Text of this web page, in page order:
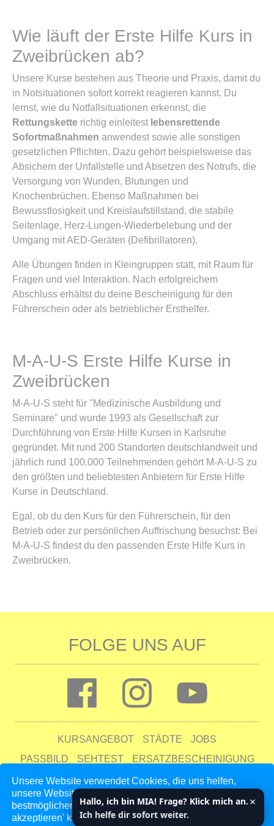
Unsere Website verwendet Cookies, die uns helfen,
unsere Website zu verbessern und unseren Kunden den
bestmöglichen Service zu bieten. Indem du auf 'Auswahl
akzeptieren' klickst, erklärst du dich mit unseren Cookie-
Wie läuft der Erste Hilfe Kurs in
Zweibrücken ab?
Unsere Kurse bestehen aus Theorie und Praxis, damit du
in Notsituationen sofort korrekt reagieren kannst. Du
lernst, wie du Notfallsituationen erkennst, die
Rettungskette richtig einleitest lebensrettende
Sofortmaßnahmen anwendest sowie alle sonstigen
gesetzlichen Pflichten. Dazu gehört beispielsweise das
Absichern der Unfallstelle und Absetzen des Notrufs, die
Versorgung von Wunden, Blutungen und
Knochenbrüchen. Ebenso Maßnahmen bei
Bewusstlosigkeit und Kreislaufstillstand, die stabile
Seitenlage, Herz-Lungen-Wiederbelebung und der
Umgang mit AED-Geräten (Defibrillatoren).
Alle Übungen finden in Kleingruppen statt, mit Raum für
Fragen und viel Interaktion. Nach erfolgreichem
Abschluss erhältst du deine Bescheinigung für den
Führerschein oder als betrieblicher Ersthelfer.
M-A-U-S Erste Hilfe Kurse in
Zweibrücken
M-A-U-S steht für "Medizinische Ausbildung und
Seminare" und wurde 1993 als Gesellschaft zur
Durchführung von Erste Hilfe Kursen in Karlsruhe
gegründet. Mit rund 200 Standorten deutschlandweit und
jährlich rund 100.000 Teilnehmenden gehört M-A-U-S zu
den größten und beliebtesten Anbietern für Erste Hilfe
Kurse in Deutschland.
Egal, ob du den Kurs für den Führerschein, für den
Betrieb oder zur persönlichen Auffrischung besuchst: Bei
M-A-U-S findest du den passenden Erste Hilfe Kurs in
Zweibrücken.
FOLGE UNS AUF
KURSANGEBOT STÄDTE
JOBS
PASSBILD
SEHTEST
ERSATZBESCHEINIGUNG
UNTERNEHMEN
DATENSCHUTZ
IMPRESSUM
Hallo, ich bin MIA! Frage? Klick mich an.
Ich helfe dir sofort weiter.
×